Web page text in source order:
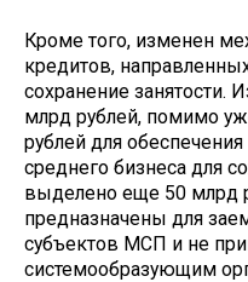
Кроме того, изменен
кредитов,
сохранение занятости.
млрд рублей, помимо
рублей для
среднего бизнеса для
выделено еще 50 млрд
предназначены для
субъектов МСП и не
системообразующим